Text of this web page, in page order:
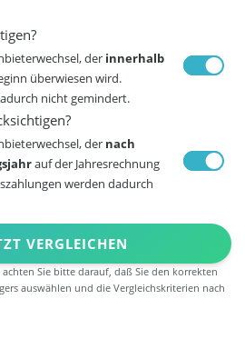
der innerhalb
überwiesen wird.
nicht gemindert.
der nach
auf der Jahresrechnung
werden dadurch
VERGLEICHEN
Sie bitte darauf, daß Sie den korrekten
auswählen und die Vergleichskriterien nach